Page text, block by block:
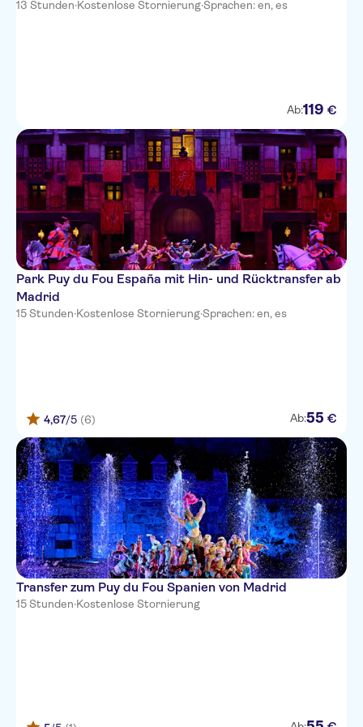
13 Stunden·Kostenlose Stornierung·Sprachen: en, es
Ab:119 €
Park Puy du Fou España mit Hin- und Rücktransfer ab
Madrid
15 Stunden·Kostenlose Stornierung·Sprachen: en, es
4,67/5 (6) Ab:55 €
Transfer zum Puy du Fou Spanien von Madrid
15 Stunden·Kostenlose Stornierung